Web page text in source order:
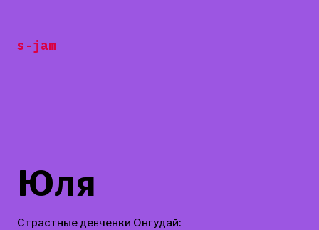
содержанию
s-jam
Юля
Страстные девченки Онгудай: